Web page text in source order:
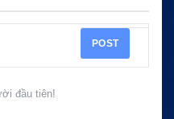
POST
đầu tiên!